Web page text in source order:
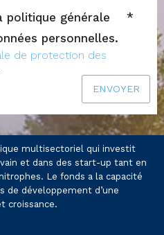
politique générale
personnelles.
de protection des
ENVOYER
multisectoriel qui investit
et dans des start-up tant en
Le fonds a la capacité
de développement d’une
croissance.